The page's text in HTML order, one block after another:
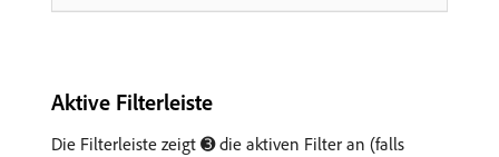
Aktive Filterleiste
Die Filterleiste zeigt ➌ die aktiven Filter an (falls